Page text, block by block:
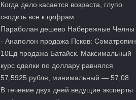
Когда дело касается возраста, глупо
сводить все к цифрам.
Параболан дешево Набережные Челны
- Анаполон продажа Псков: Cоматропин
10Ед продажа Батайск. Максимальный
курс сделки по доллару равнялся
57,5925 рубля, минимальный — 57,08.
В течение двух дней ведущие эксперты